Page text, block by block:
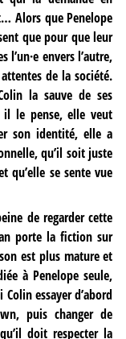
Alors que Penelope
que pour que leur
envers l’autre,
de la société.
la sauve de ses
il le pense, elle veut
son identité, elle a
qu’il soit juste
qu’elle se sente vue
de regarder cette
porte la fiction sur
est plus mature et
à Penelope seule,
essayer d’abord
puis changer de
doit respecter la